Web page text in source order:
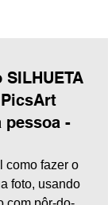
pessoa -
como fazer o
foto, usando